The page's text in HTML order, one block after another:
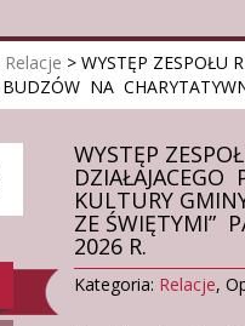
Relacje > WYSTĘP ZESPOŁU
NA
WYSTĘP
KULTURY
ZE ŚWIĘTYMI”
2026 R.
Kategoria: Relacje,